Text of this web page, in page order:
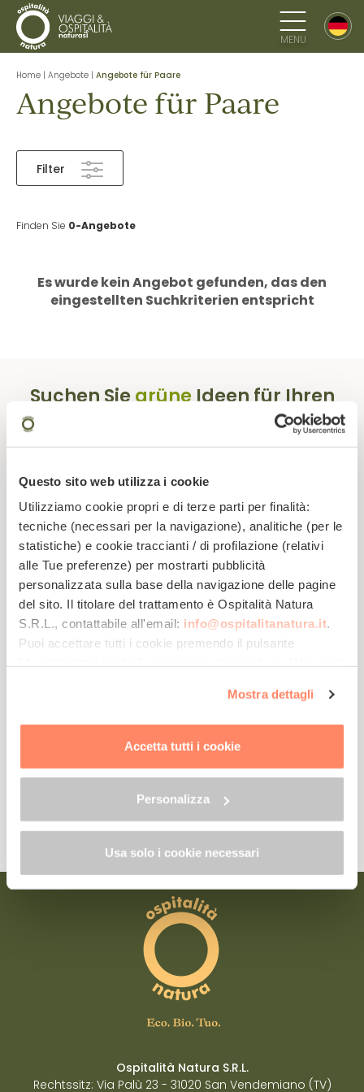
Questo sito web utilizza i cookie
Utilizziamo cookie propri e di terze parti per finalità:
tecniche (necessari per la navigazione), analitiche (per le
statistiche) e cookie traccianti / di profilazione (relativi
alle Tue preferenze) per mostrarti pubblicità
personalizzata sulla base della navigazione delle pagine
del sito. Il titolare del trattamento è Ospitalità Natura
S.R.L., contattabile all'email: info@ospitalitanatura.it.
Puoi accettare tutti i cookie premendo il pulsante
clic su "Personalizza". Al fine di revocare il consenso
prestato e visualizzare le informazioni complete sul
trattamento dei dati clicca qui:"gestione cookie"
cookie.
Mostra dettagli
Accetta tutti i cookie
Personalizza
Usa solo i cookie necessari
MENU
Home | Angebote | Angebote für Paare
Angebote für Paare
Filter
Finden Sie 0-Angebote
Es wurde kein Angebot gefunden, das den
eingestellten Suchkriterien entspricht
Suchen SiegrüneIdeen für Ihren
Abonnieren Sie unsere Newsletter!
Werden Sie Teil
Gemeinschaft
Lassen Sie sich
von exklusiven
Angeboten
Erhalten Sie Tipps
nachhaltigen
Ja, ich möchte mich anmelden.
Ospitalità Natura S.R.L.
Rechtssitz: Via Palù 23 - 31020 San Vendemiano (TV)